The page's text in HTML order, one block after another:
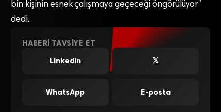
bin kişinin esnek çalışmaya geçeceği öngörülüyor”
dedi.
HABERI TAVSIYE ET
LinkedIn
𝕏
WhatsApp E-posta